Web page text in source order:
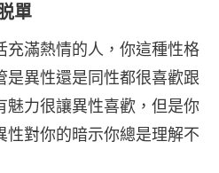
單
充滿熱情的人，你這種性格
是異性還是同性都很喜歡跟
魅力很讓異性喜歡，但是你
性對你的暗示你總是理解不